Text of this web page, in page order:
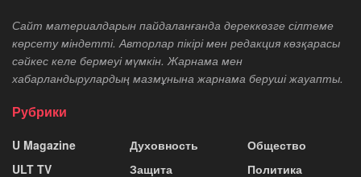
Сайт материалдарын пайдаланғанда дереккөзге сілтеме
көрсету міндетті. Авторлар пікірі мен редакция көзқарасы
сәйкес келе бермеуі мүмкін. Жарнама мен
хабарландырулардың мазмұнына жарнама беруші жауапты.
Рубрики
U Magazine
ULT TV
Духовность
Защита
Общество
Политика